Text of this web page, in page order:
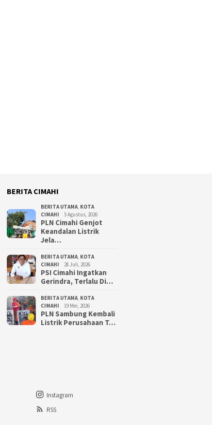
BERITA CIMAHI
BERITA UTAMA, KOTA
CIMAHI
5 Agustus, 2026
PLN Cimahi Genjot
Keandalan Listrik
Jela…
BERITA UTAMA, KOTA
CIMAHI
28 Juli, 2026
PSI Cimahi Ingatkan
Gerindra, Terlalu Di…
BERITA UTAMA, KOTA
CIMAHI
19 Mei, 2026
PLN Sambung Kembali
Listrik Perusahaan T…
Instagram
RSS